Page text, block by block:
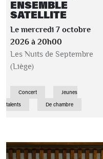
ENSEMBLE
SATELLITE
Le mercredi 7 octobre
2026 à 20h00
Les Nuits de Septembre
(Liège)
Concert
Jeunes
talents
De chambre